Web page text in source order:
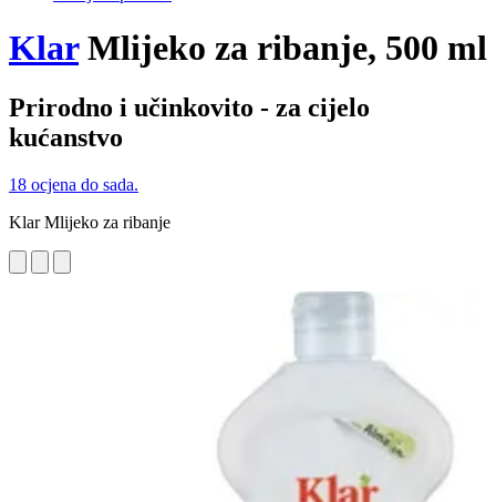
KlarMlijeko za ribanje, 500 ml
Prirodno i učinkovito - za cijelo
kućanstvo
18 ocjena do sada.
Klar Mlijeko za ribanje